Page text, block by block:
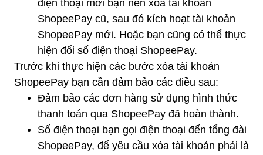
điện thoại mới bạn nên xóa tài khoản
ShopeePay cũ, sau đó kích hoạt tài khoản
ShopeePay mới. Hoặc bạn cũng có thể thực
hiện đổi số điện thoại ShopeePay.
Trước khi thực hiện các bước xóa tài khoản
ShopeePay bạn cần đảm bảo các điều sau:
Đảm bảo các đơn hàng sử dụng hình thức
thanh toán qua ShopeePay đã hoàn thành.
Số điện thoại bạn gọi điện thoại đến tổng đài
ShopeePay, để yêu cầu xóa tài khoản phải là